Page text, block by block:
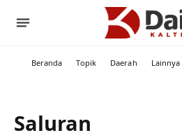
Beranda Topik Daerah Lainnya
Saluran